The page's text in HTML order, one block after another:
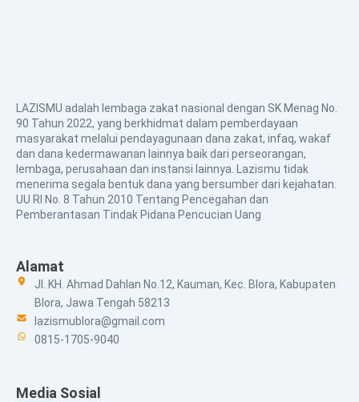
LAZISMU adalah lembaga zakat nasional dengan SK Menag No.
90 Tahun 2022, yang berkhidmat dalam pemberdayaan
masyarakat melalui pendayagunaan dana zakat, infaq, wakaf
dan dana kedermawanan lainnya baik dari perseorangan,
lembaga, perusahaan dan instansi lainnya. Lazismu tidak
menerima segala bentuk dana yang bersumber dari kejahatan.
UU RI No. 8 Tahun 2010 Tentang Pencegahan dan
Pemberantasan Tindak Pidana Pencucian Uang
Alamat
Jl. KH. Ahmad Dahlan No.12, Kauman, Kec. Blora, Kabupaten
Blora, Jawa Tengah 58213
lazismublora@gmail.com
0815-1705-9040
Media Sosial